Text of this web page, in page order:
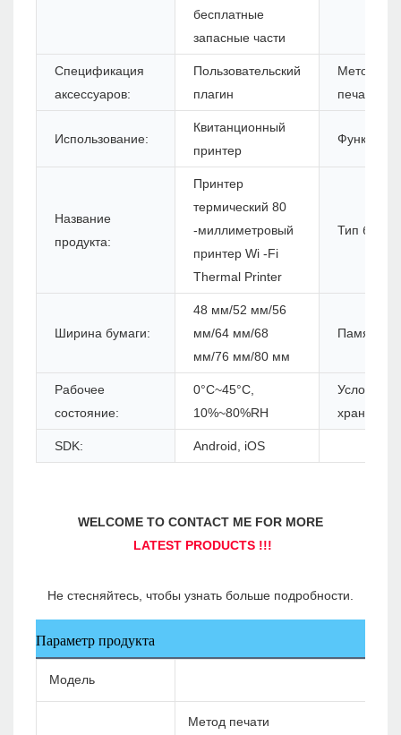
бесплатные
запасные части
Спецификация
аксессуаров:
Пользовательский
плагин
Метод
печати:
Использование:
Квитанционный
принтер
Функция:
Название
продукта:
Принтер
термический 80
-миллиметровый
принтер Wi -Fi
Thermal Printer
Тип
Ширина бумаги:
48 мм/52 мм/56
мм/64 мм/68
мм/76 мм/80 мм
Память:
Рабочее
состояние:
0°C~45°C,
10%~80%RH
Условие
хранения:
SDK: Android, iOS
Параметр продукта
Модель
Метод печати